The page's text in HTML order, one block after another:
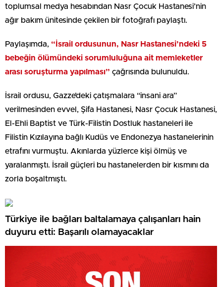
toplumsal medya hesabından Nasr Çocuk Hastanesi’nin
ağır bakım ünitesinde çekilen bir fotoğrafı paylaştı.
Paylaşımda, “İsrail ordusunun, Nasr Hastanesi’ndeki 5
bebeğin ölümündeki sorumluluğuna ait memleketler
arası soruşturma yapılması” çağrısında bulunuldu.
İsrail ordusu, Gazze’deki çatışmalara “insani ara”
verilmesinden evvel, Şifa Hastanesi, Nasr Çocuk Hastanesi,
El-Ehli Baptist ve Türk-Filistin Dostluk hastaneleri ile
Filistin Kızılayına bağlı Kudüs ve Endonezya hastanelerinin
etrafını vurmuştu. Akınlarda yüzlerce kişi ölmüş ve
yaralanmıştı. İsrail güçleri bu hastanelerden bir kısmını da
zorla boşaltmıştı.
Türkiye ile bağları baltalamaya çalışanları hain
duyuru etti: Başarılı olamayacaklar